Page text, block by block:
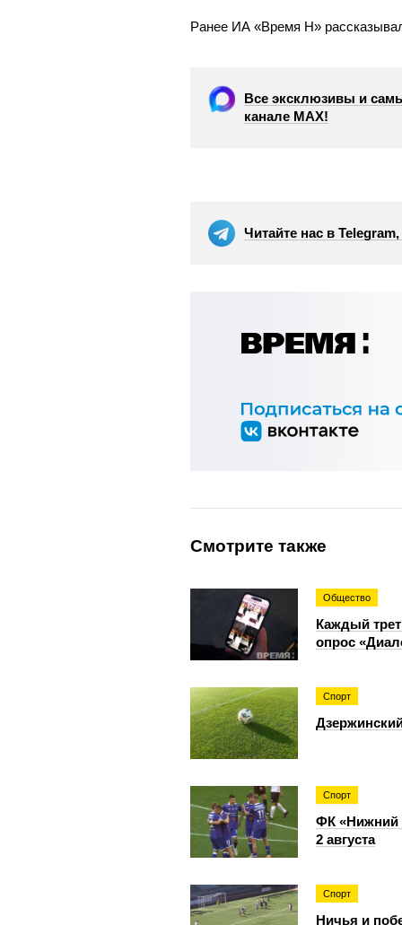
Ранее ИА «Время Н»
Все эксклюзивы и
канале МАХ!
Читайте нас в
Смотрите также
Общество
Каждый
опрос
Спорт
Спорт
ФК «Нижний
2 августа
Спорт
Ничья и